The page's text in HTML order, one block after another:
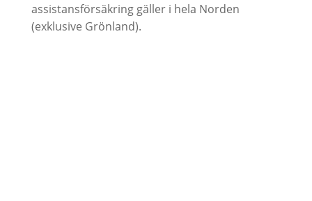
assistansförsäkring gäller i hela Norden
(exklusive Grönland).